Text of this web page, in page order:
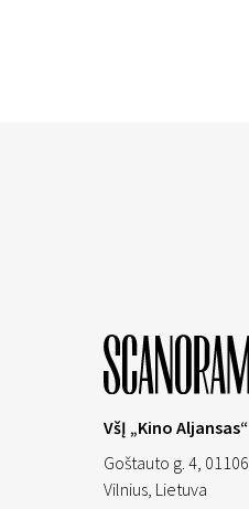
VšĮ „Kino Aljansas“
Goštauto g. 4, 01106
Vilnius, Lietuva